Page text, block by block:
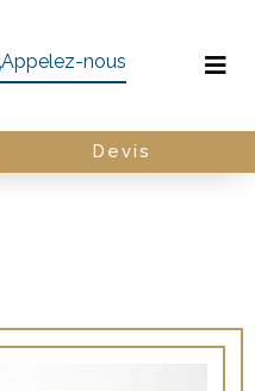
Appelez-nous
Devis